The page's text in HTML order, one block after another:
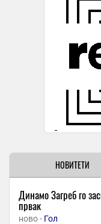
НОВИТЕТИ
Динамо Загреб го
првак
ново - Гол